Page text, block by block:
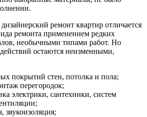
ремонт квартир отличается
ремонта применением редких
необычными типами работ. Но
остаются неизменными,
покрытий стен, потолка и пола;
перегородок;
электрики, сантехники, систем
звукоизоляция;